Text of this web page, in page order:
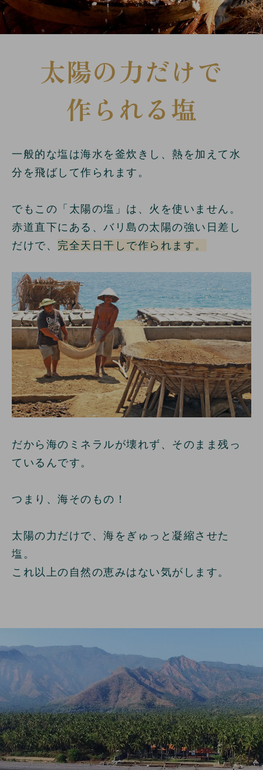
太陽の力だけで
作られる塩
一般的な塩は海水を釜炊きし、熱を加えて水
分を飛ばして作られます。
でもこの「太陽の塩」は、火を使いません。
赤道直下にある、バリ島の太陽の強い日差し
だけで、 完全天日干しで作られます。
だから海のミネラルが壊れず、そのまま残っ
ているんです。
つまり、海そのもの！
太陽の力だけで、海をぎゅっと凝縮させた
塩。
これ以上の自然の恵みはない気がします。